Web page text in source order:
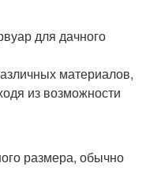
для дачного
материалов,
из возможности
размера, обычно